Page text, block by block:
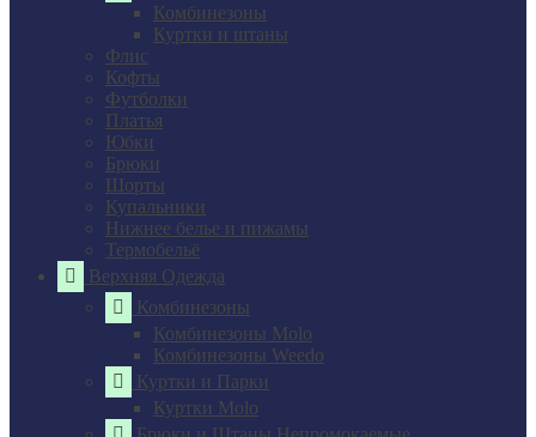
Комбинезоны
Куртки и штаны
Флис
Кофты
Футболки
Платья
Юбки
Брюки
Шорты
Купальники
Нижнее белье и пижамы
Термобельё
Верхняя Одежда
Комбинезоны
Комбинезоны Molo
Комбинезоны Weedo
Куртки и Парки
Куртки Molo